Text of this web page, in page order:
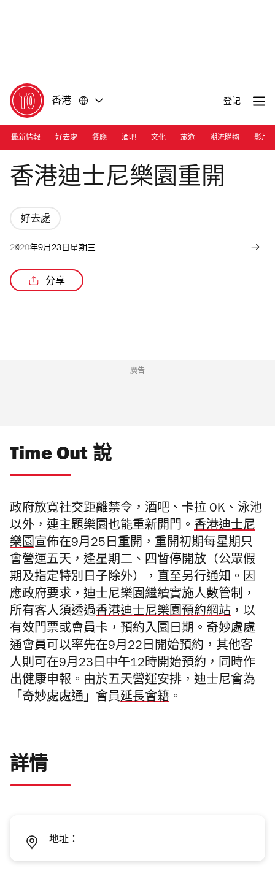
香港 登記
最新情報 好去處 餐廳 酒吧 文化 旅遊 潮流購物 影片
Photograph: Courtesy Hong Kong Disneyland
香港迪士尼樂園重開
好去處
2020年9月23日星期三
分享
廣告
Time Out 說
政府放寬社交距離禁令，酒吧、卡拉 OK、泳池
以外，連主題樂園也能重新開門。 香港迪士尼
樂園宣佈在9月25日重開，重開初期每星期只
會營運五天，逢星期二、四暫停開放（公眾假
期及指定特別日子除外），直至另行通知。因
應政府要求，迪士尼樂園繼續實施人數管制，
所有客人須透過香港迪士尼樂園預約網站 ，以
有效門票或會員卡，預約入園日期。奇妙處處
通會員可以率先在9月22日開始預約，其他客
人則可在9月23日中午12時開始預約，同時作
出健康申報。由於五天營運安排，迪士尼會為
「奇妙處處通」會員延長會籍 。
詳情
地址：